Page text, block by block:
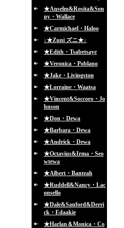
★Anselm&Rosita&Son
ny・Wallace
★Carmichael・Haloo
↓★Zuni ズニ★↓
★Edith・Tsabetsaye
★Veronica・Poblano
★Jake・Livingston
★Lorraine・Waatsa
★Vincent&Soccoro・Jo
hnson
★Don・Dewa
★Barbara・Dewa
★Andrick・Dewa
★Octavius&Irma・Seo
wtewa
★Albert・Banteah
★Ruddell&Nancy・Lac
onsello
★Dale&Sanford&Derri
ck・Edaakie
★Harlan＆Monica・Co